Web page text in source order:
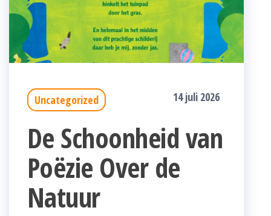
Uncategorized 14 juli 2026
De Schoonheid van
Poëzie Over de
Natuur